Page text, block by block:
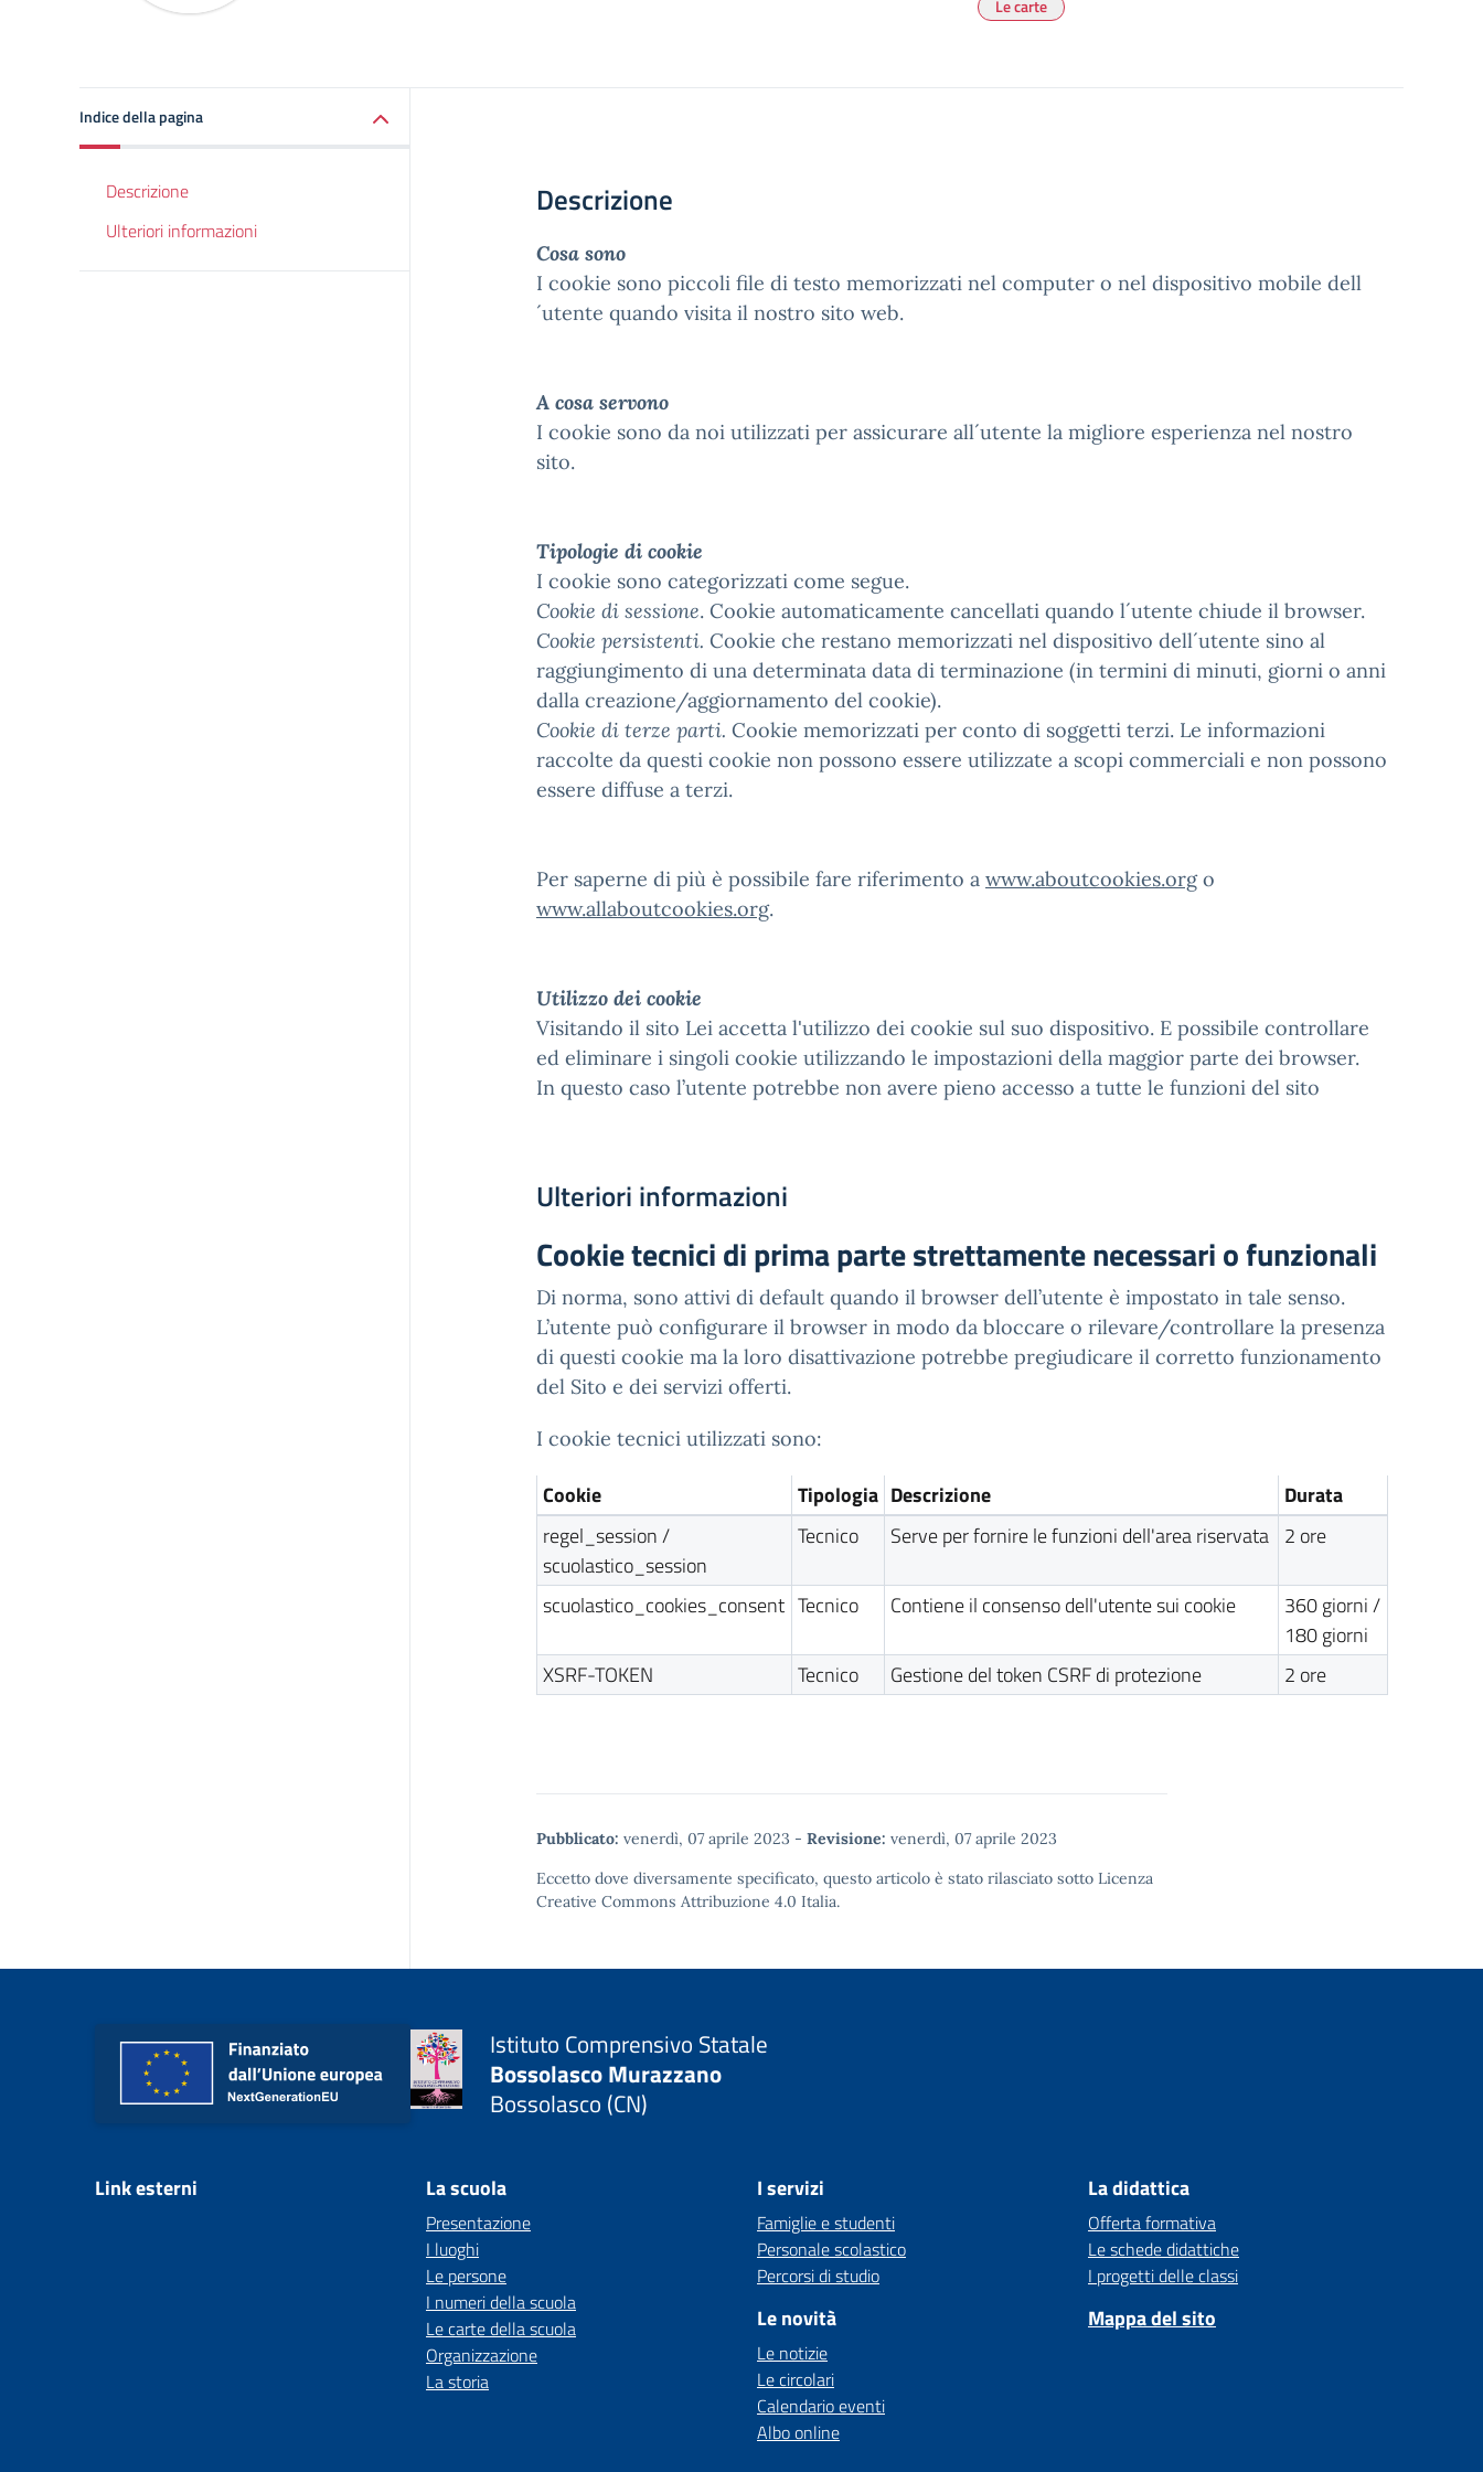
Le carte
Indice della pagina
Descrizione
Ulteriori informazioni
Descrizione
Cosa sono
I cookie sono piccoli file di testo memorizzati nel computer o nel dispositivo mobile dell
´utente quando visita il nostro sito web.
A cosa servono
I cookie sono da noi utilizzati per assicurare all´utente la migliore esperienza nel nostro
sito.
Tipologie di cookie
I cookie sono categorizzati come segue.
Cookie di sessione. Cookie automaticamente cancellati quando l´utente chiude il browser.
Cookie persistenti. Cookie che restano memorizzati nel dispositivo dell´utente sino al
raggiungimento di una determinata data di terminazione (in termini di minuti, giorni o anni
dalla creazione/aggiornamento del cookie).
Cookie di terze parti. Cookie memorizzati per conto di soggetti terzi. Le informazioni
raccolte da questi cookie non possono essere utilizzate a scopi commerciali e non possono
essere diffuse a terzi.
Per saperne di più è possibile fare riferimento a www.aboutcookies.orgo
www.allaboutcookies.org.
Utilizzo dei cookie
Visitando il sito Lei accetta l'utilizzo dei cookie sul suo dispositivo. E possibile controllare
ed eliminare i singoli cookie utilizzando le impostazioni della maggior parte dei browser.
In questo caso l’utente potrebbe non avere pieno accesso a tutte le funzioni del sito
Ulteriori informazioni
Cookie tecnici di prima parte strettamente necessari o funzionali
Di norma, sono attivi di default quando il browser dell’utente è impostato in tale senso.
L’utente può configurare il browser in modo da bloccare o rilevare/controllare la presenza
di questi cookie ma la loro disattivazione potrebbe pregiudicare il corretto funzionamento
del Sito e dei servizi offerti.
I cookie tecnici utilizzati sono:
Cookie Tipologia Descrizione
Durata
regel_session /
scuolastico_session
Tecnico Serve per fornire le funzioni dell'area riservata 2 ore
scuolastico_cookies_consent Tecnico Contiene il consenso dell'utente sui cookie
360 giorni /
180 giorni
XSRF-TOKEN
Tecnico Gestione del token CSRF di protezione 2 ore
Pubblicato: venerdì, 07 aprile 2023 - Revisione: venerdì, 07 aprile 2023
Eccetto dove diversamente specificato, questo articolo è stato rilasciato sotto Licenza
Creative Commons Attribuzione 4.0 Italia.
Istituto Comprensivo Statale
Bossolasco Murazzano
Bossolasco (CN)
Link esterni La scuola
Presentazione
I luoghi
Le persone
I numeri della scuola
Le carte della scuola
Organizzazione
La storia
I servizi
Famiglie e studenti
Personale scolastico
Percorsi di studio
Le novità
Le notizie
Le circolari
Calendario eventi
Albo online
La didattica
Offerta formativa
Le schede didattiche
I progetti delle classi
Mappa del sito